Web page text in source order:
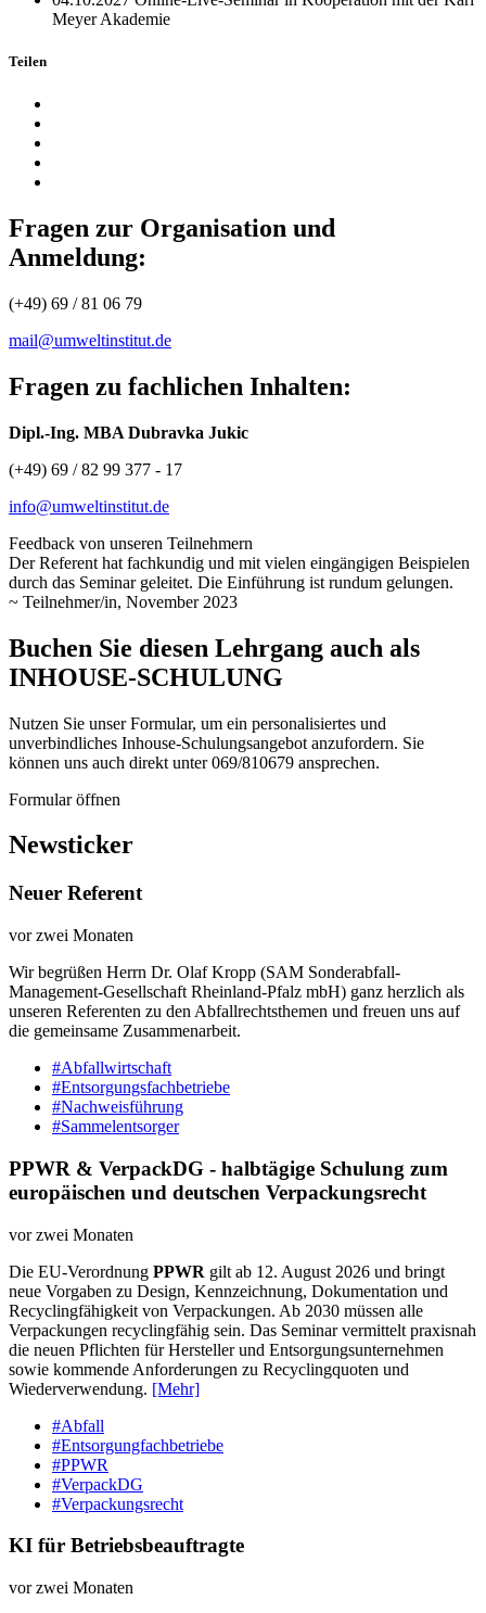
Meyer Akademie
Teilen
Fragen zur Organisation und
Anmeldung:
(+49) 69 / 81 06 79
mail@umweltinstitut.de
Fragen zu fachlichen Inhalten:
Dipl.-Ing. MBA Dubravka Jukic
(+49) 69 / 82 99 377 - 17
info@umweltinstitut.de
Feedback von unseren Teilnehmern
Der Referent hat fachkundig und mit vielen eingängigen Beispielen
durch das Seminar geleitet. Die Einführung ist rundum gelungen.
~ Teilnehmer/in, November 2023
Buchen Sie diesen Lehrgang auch als
INHOUSE-SCHULUNG
Nutzen Sie unser Formular, um ein personalisiertes und
unverbindliches Inhouse-Schulungs­angebot anzufordern. Sie
können uns auch direkt unter 069/810679 ansprechen.
Formular öffnen
Newsticker
Neuer Referent
vor zwei Monaten
Wir begrüßen Herrn Dr. Olaf Kropp (SAM Sonderabfall-
Management-Gesellschaft Rheinland-Pfalz mbH) ganz herzlich als
unseren Referenten zu den Abfallrechtsthemen und freuen uns auf
die gemeinsame Zusammenarbeit.
#Abfallwirtschaft
#Entsorgungsfachbetriebe
#Nachweisführung
#Sammelentsorger
PPWR & VerpackDG - halbtägige Schulung zum
europäischen und deutschen Verpackungsrecht
vor zwei Monaten
Die EU-Verordnung PPWR gilt ab 12. August 2026 und bringt
neue Vorgaben zu Design, Kennzeichnung, Dokumentation und
Recyclingfähigkeit von Verpackungen. Ab 2030 müssen alle
Verpackungen recyclingfähig sein. Das Seminar vermittelt praxisnah
die neuen Pflichten für Hersteller und Entsorgungsunternehmen
sowie kommende Anforderungen zu Recyclingquoten und
Wiederverwendung. [Mehr]
#Abfall
#Entsorgungfachbetriebe
#PPWR
#VerpackDG
#Verpackungsrecht
KI für Betriebsbeauftragte
vor zwei Monaten